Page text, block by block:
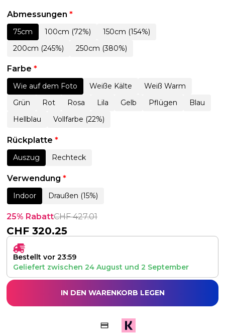
Abmessungen *
75cm 100cm (72%)
150cm (154%)
200cm (245%)
250cm (380%)
Farbe *
Wie auf dem Foto Weiße Kälte
Weiß Warm
Grün
Rot Rosa Lila Gelb Pflügen
Blau
Hellblau
Vollfarbe (22%)
Rückplatte *
Auszug Rechteck
Verwendung *
Indoor Draußen (15%)
25% RabattCHF427.01
CHF 320.25
Bestellt vor 23:59
Geliefert zwischen 24 August und 2 September
IN DEN WARENKORB LEGEN